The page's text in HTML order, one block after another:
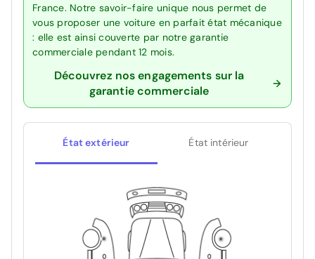
France. Notre savoir-faire unique nous permet de
vous proposer une voiture en parfait état mécanique
: elle est ainsi couverte par notre garantie
commerciale pendant 12 mois.
Découvrez nos engagements sur la
garantie commerciale
État extérieur État intérieur